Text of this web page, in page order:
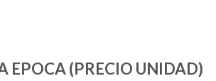
EPOCA (PRECIO UNIDAD)